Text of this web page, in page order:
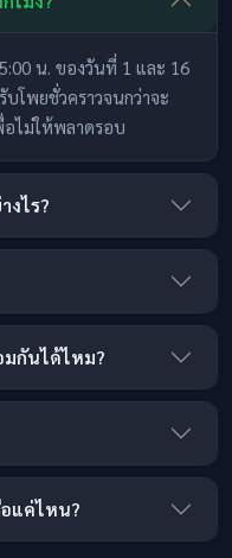
น. ของวันที่ 1 และ 16
โพยชั่วคราวจนกว่าจะ
ไม่ให้พลาดรอบ
งไร?
กันได้ไหม?
แค่ไหน?